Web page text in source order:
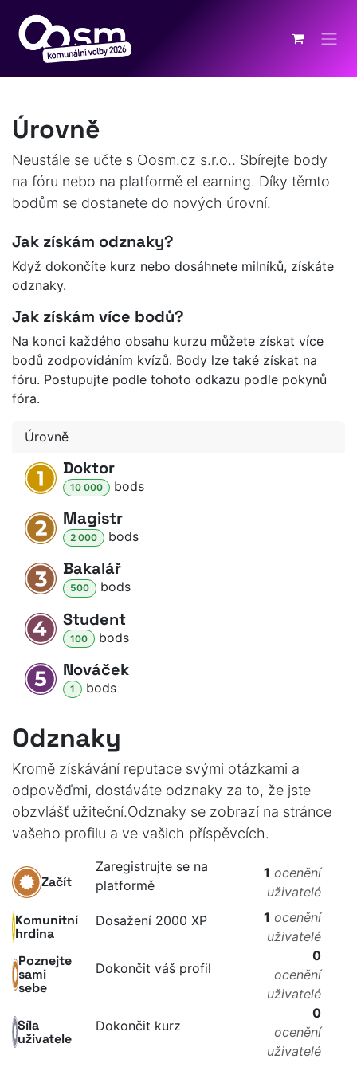
Úrovně
Neustále se učte s Oosm.cz s.r.o.. Sbírejte body
na fóru nebo na platformě eLearning. Díky těmto
bodům se dostanete do nových úrovní.
Jak získám odznaky?
Když dokončíte kurz nebo dosáhnete milníků, získáte
odznaky.
Jak získám více bodů?
Na konci každého obsahu kurzu můžete získat více
bodů zodpovídáním kvízů. Body lze také získat na
fóru. Postupujte podle tohoto odkazu podle pokynů
fóra.
Úrovně
Doktor
10 000 bods
Magistr
2 000 bods
Bakalář
500 bods
Student
100 bods
Nováček
1 bods
Odznaky
Kromě získávání reputace svými otázkami a
odpověďmi, dostáváte odznaky za to, že jste
obzvlášť užiteční.Odznaky se zobrazí na stránce
vašeho profilu a ve vašich příspěvcích.
Začít
Zaregistrujte se na
platformě
1 ocenění
uživatelé
Komunitní
hrdina
Dosažení 2000 XP 1 ocenění
uživatelé
Poznejte
sami
sebe
Dokončit váš profil
0
ocenění
uživatelé
Síla
uživatele
Dokončit kurz
0
ocenění
uživatelé